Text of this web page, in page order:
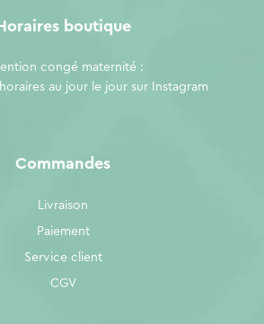
Commandes
Livraison
Paiement
Service client
CGV
boutique
congé maternité :
au jour le jour sur
Instagram